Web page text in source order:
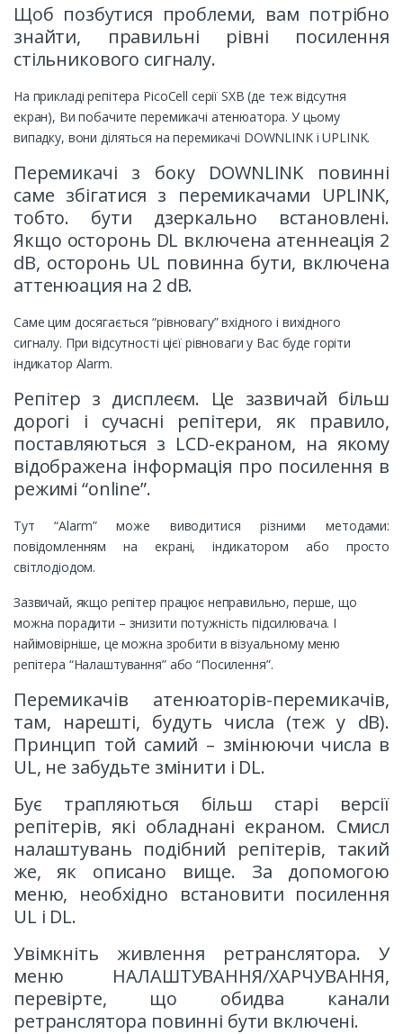
Щоб позбутися проблеми, вам потрібно
знайти, правильні рівні посилення
стільникового сигналу.
На прикладі репітера PicoCell серії SXB (де теж відсутня
екран), Ви побачите перемикачі атенюатора. У цьому
випадку, вони діляться на перемикачі DOWNLINK і UPLINK.
Перемикачі з боку DOWNLINK повинні
саме збігатися з перемикачами UPLINK,
тобто. бути дзеркально встановлені.
Якщо осторонь DL включена атеннеація 2
dB, осторонь UL повинна бути, включена
аттенюация на 2 dB.
Саме цим досягається “рівновагу” вхідного і вихідного
сигналу. При відсутності цієї рівноваги у Вас буде горіти
індикатор Alarm.
Репітер з дисплеєм. Це зазвичай більш
дорогі і сучасні репітери, як правило,
поставляються з LCD-екраном, на якому
відображена інформація про посилення в
режимі “online”.
Тут “Alarm” може виводитися різними методами:
повідомленням на екрані, індикатором або просто
світлодіодом.
Зазвичай, якщо репітер працює неправильно, перше, що
можна порадити – знизити потужність підсилювача. І
найімовірніше, це можна зробити в візуальному меню
репітера “Налаштування” або “Посилення”.
Перемикачів атенюаторів-перемикачів,
там, нарешті, будуть числа (теж у dB).
Принцип той самий – змінюючи числа в
UL, не забудьте змінити і DL.
Бує трапляються більш старі версії
репітерів, які обладнані екраном. Смисл
налаштувань подібний репітерів, такий
же, як описано вище. За допомогою
меню, необхідно встановити посилення
UL і DL.
Увімкніть живлення ретранслятора. У
меню НАЛАШТУВАННЯ/ХАРЧУВАННЯ,
перевірте, що обидва канали
ретранслятора повинні бути включені.